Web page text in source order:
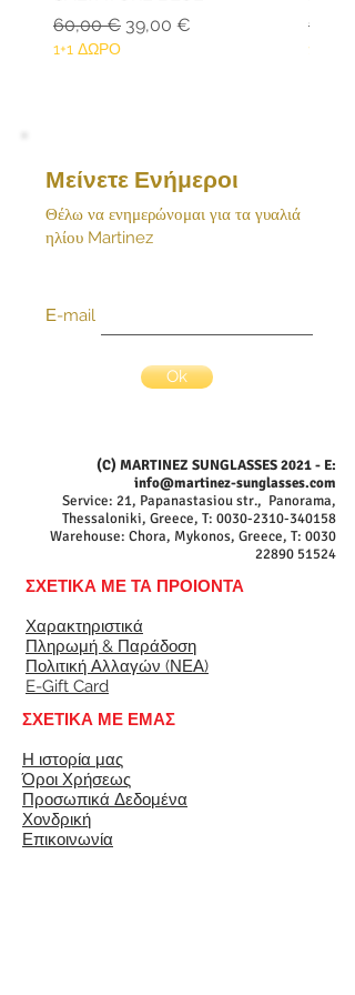
μαζί μας με email:
Κανονική τιμή
60,00 € Τιμή Έκπτωσης
39,00 €
1+1 ΔΩΡΟ 1+1
Μείνετε Ενήμεροι
Θέλω να ενημερώνομαι για τα γυαλιά
ηλίου Martinez
Ε-mail
Ok
(C) MARTINEZ SUNGLASSES 2021 - E:
info@martinez-sunglasses.com
Service: 21, Papanastasiou str., Panorama,
Thessaloniki, Greece, T: 0030-2310-340158
Warehouse: Chora, Mykonos, Greece, T: 0030
22890 51524
ΣΧΕΤΙΚΑ ΜΕ ΤΑ ΠΡΟΙΟΝΤΑ
Χαρακτηριστικά
Πληρωμή & Παράδοση
Πολιτική Αλλαγών (ΝΕΑ)
E-Gift Card
ΣΧΕΤΙΚΑ ΜΕ ΕΜΑΣ
Η ιστορία μας
Όροι Χρήσεως
Προσωπικά Δεδομένα
Χονδρική
Επικοινωνία